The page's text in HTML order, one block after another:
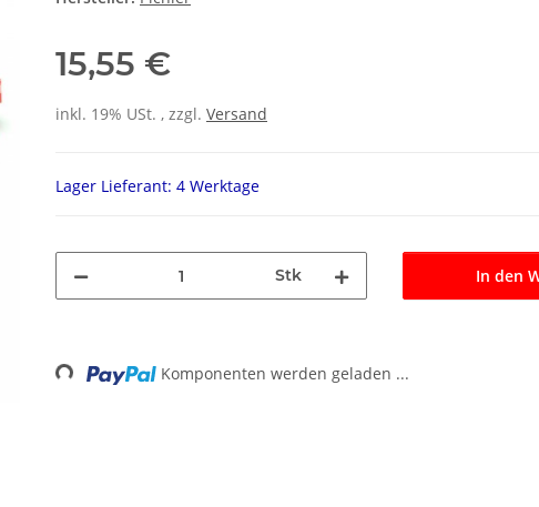
15,55 €
inkl. 19% USt. , zzgl. Versand
Lager Lieferant: 4 Werktage
Stk In den
Loading... Komponenten werden geladen ...